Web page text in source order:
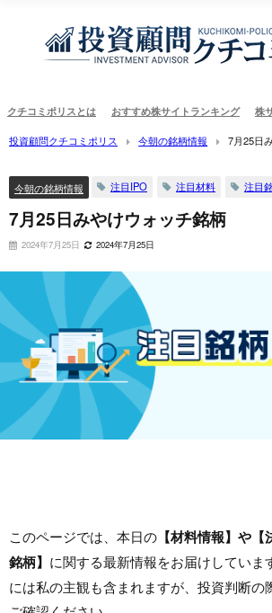
クチコミポリスとは おすすめ株サイトランキング 株
投資顧問クチコミポリス 今朝の銘柄情報 7月25日
今朝の銘柄情報 注目IPO 注目材料 注目
7月25日みやけウォッチ銘柄
2024年7月25日 2024年7月25日
このページでは、本日の 【材料情報】や
銘柄】 に関する最新情報をお届けしていま
には私の主観も含まれますが、投資判断の